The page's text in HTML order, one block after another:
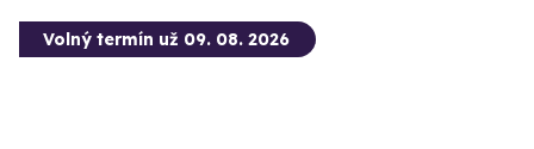
Volný termín už 09. 08. 2026